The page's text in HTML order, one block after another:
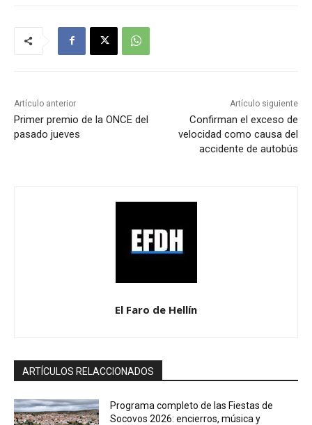
Artículo anterior
Primer premio de la ONCE del
pasado jueves
Artículo siguiente
Confirman el exceso de
velocidad como causa del
accidente de autobús
El Faro de Hellín
ARTÍCULOS RELACCIONADOS
Programa completo de las Fiestas de
Socovos 2026: encierros, música y